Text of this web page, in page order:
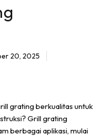
20, 2025
grating berkualitas untuk
Grill grating
berbagai aplikasi, mulai